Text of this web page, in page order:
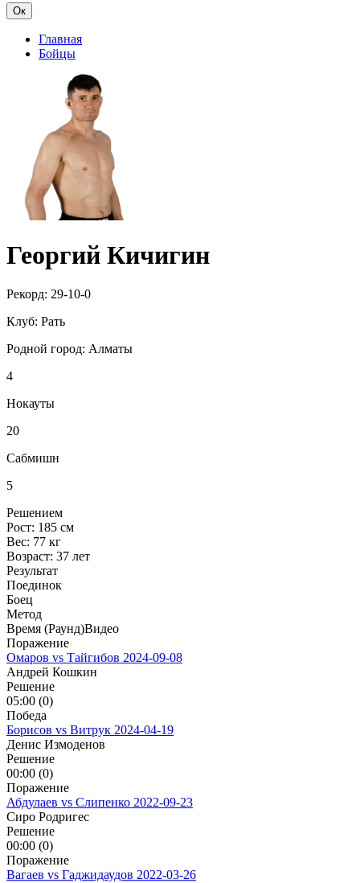
Ок
Главная
Бойцы
Георгий Кичигин
Рекорд: 29-10-0
Клуб: Рать
Родной город: Алматы
4
Нокауты
20
Сабмишн
5
Решением
Рост: 185 см
Вес: 77 кг
Возраст: 37 лет
Результат
Поединок
Боец
Метод
Время (Раунд)Видео
Поражение
Омаров vs Тайгибов 2024-09-08
Андрей Кошкин
Решение
05:00 (0)
Победа
Борисов vs Витрук 2024-04-19
Денис Измоденов
Решение
00:00 (0)
Поражение
Абдулаев vs Слипенко 2022-09-23
Сиро Родригес
Решение
00:00 (0)
Поражение
Вагаев vs Гаджидаудов 2022-03-26